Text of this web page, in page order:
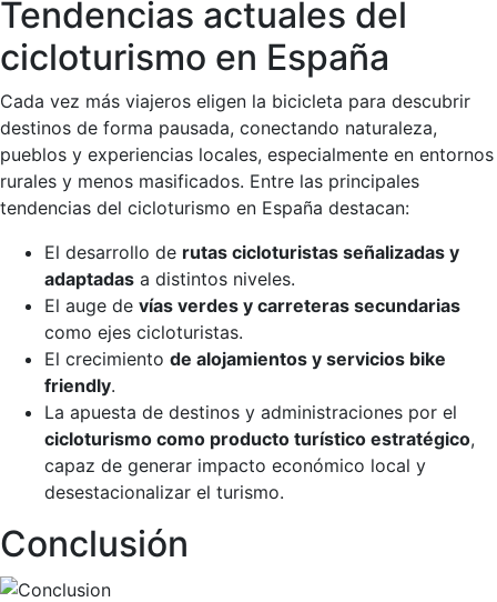
Tendencias actuales del
cicloturismo en España
Cada vez más viajeros eligen la bicicleta para descubrir
destinos de forma pausada, conectando naturaleza,
pueblos y experiencias locales, especialmente en entornos
rurales y menos masificados. Entre las principales
tendencias del cicloturismo en España destacan:
El desarrollo de rutas cicloturistas señalizadas y
adaptadas a distintos niveles.
El auge de vías verdes y carreteras secundarias
como ejes cicloturistas.
El crecimiento de alojamientos y servicios bike
friendly.
La apuesta de destinos y administraciones por el
cicloturismo como producto turístico estratégico,
capaz de generar impacto económico local y
desestacionalizar el turismo.
Conclusión